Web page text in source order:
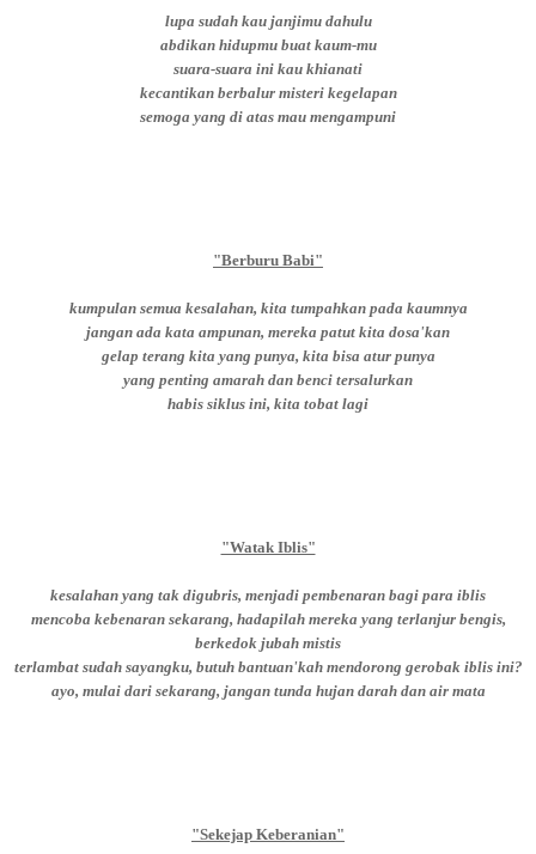
lupa sudah kau janjimu dahulu
abdikan hidupmu buat kaum-mu
suara-suara ini kau khianati
kecantikan berbalur misteri kegelapan
semoga yang di atas mau mengampuni
"Berburu Babi"
kumpulan semua kesalahan, kita tumpahkan pada kaumnya
jangan ada kata ampunan, mereka patut kita dosa'kan
gelap terang kita yang punya, kita bisa atur punya
yang penting amarah dan benci tersalurkan
habis siklus ini, kita tobat lagi
"Watak Iblis"
kesalahan yang tak digubris, menjadi pembenaran bagi para iblis
mencoba kebenaran sekarang, hadapilah mereka yang terlanjur bengis,
berkedok jubah mistis
terlambat sudah sayangku, butuh bantuan'kah mendorong gerobak iblis ini?
ayo, mulai dari sekarang, jangan tunda hujan darah dan air mata
"Sekejap Keberanian"